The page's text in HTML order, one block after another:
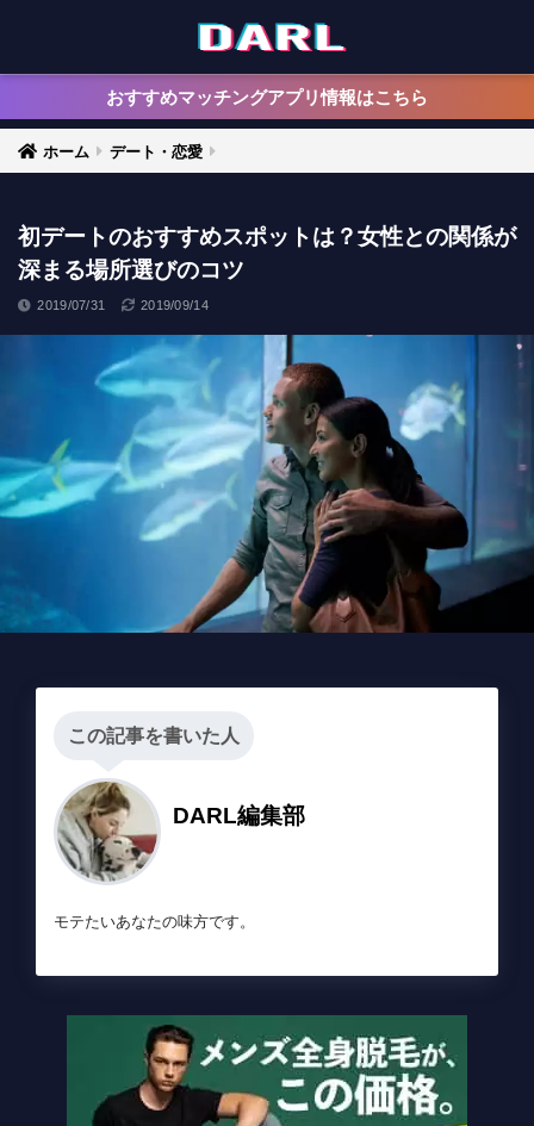
おすすめマッチングアプリ情報はこちら
ホーム デート・恋愛
初デートのおすすめスポットは？女性との関係が
深まる場所選びのコツ
2019/07/31 2019/09/14
この記事を書いた人
DARL編集部
モテたいあなたの味方です。